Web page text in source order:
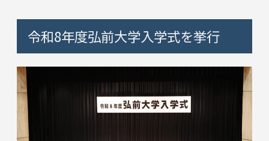
令和8年度弘前大学入学式を挙行